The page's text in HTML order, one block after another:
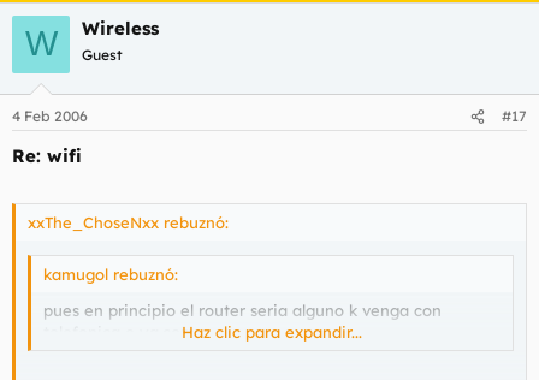
W Wireless
Guest
4 Feb 2006 #17
Re: wifi
xxThe_ChoseNxx rebuznó:
kamugol rebuznó:
pues en principio el router seria alguno k venga con
telefonica o ya.comHaz clic para expandir...